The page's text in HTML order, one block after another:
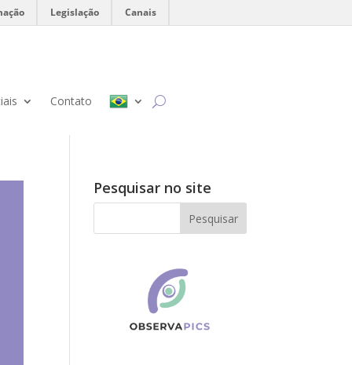
Legislação Canais
Contato
Pesquisar no site